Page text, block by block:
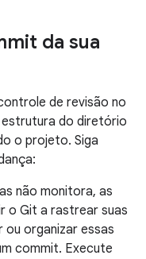
da sua
de revisão no
do diretório
o projeto. Siga
não monitora, as
o Git a rastrear suas
ou organizar essas
commit. Execute